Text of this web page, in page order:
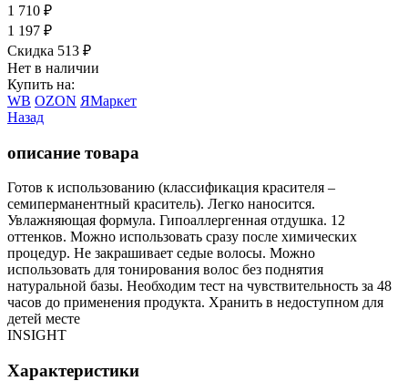
1 710 ₽
1 197 ₽
Скидка 513 ₽
Нет в наличии
Купить на:
WB OZON ЯМаркет
Назад
описание товара
Готов к использованию (классификация красителя –
семиперманентный краситель). Легко наносится.
Увлажняющая формула. Гипоаллергенная отдушка. 12
оттенков. Можно использовать сразу после химических
процедур. Не закрашивает седые волосы. Можно
использовать для тонирования волос без поднятия
натуральной базы. Необходим тест на чувствительность за 48
часов до применения продукта. Хранить в недоступном для
детей месте
INSIGHT
Характеристики